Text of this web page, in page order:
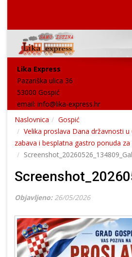
Lika Express
Pazariška ulica 36
53000 Gospić
email: info@lika-express.hr
Naslovnica
Gospić
Velika proslava Dana državnosti u
zabava i besplatna gastro ponuda za
Objavljeno: 26/05/2026